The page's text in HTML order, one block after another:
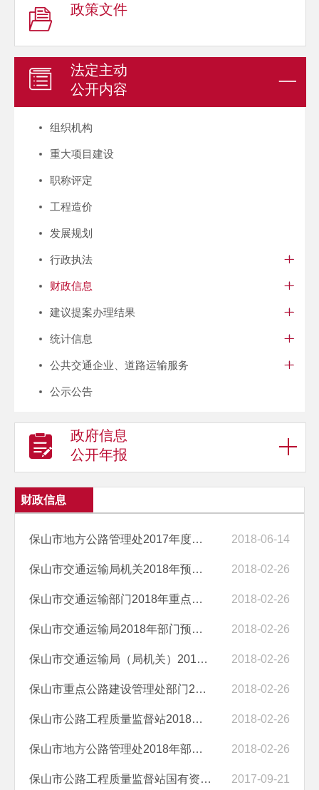
政策文件
法定主动
公开内容
组织机构
重大项目建设
职称评定
工程造价
发展规划
行政执法
财政信息
建议提案办理结果
统计信息
公共交通企业、道路运输服务
公示公告
政府信息
公开年报
财政信息
保山市地方公路管理处2017年度项目绩效自评报告 2018-06-14
保山市交通运输局机关2018年预算重点项目预算的绩效目标等预算绩效情况... 2018-02-26
保山市交通运输部门2018年重点项目预算的绩效目标等预算绩效情况说明 2018-02-26
保山市交通运输局2018年部门预算编制说明 2018-02-26
保山市交通运输局（局机关）2018年部门预算编制说明 2018-02-26
保山市重点公路建设管理处部门2018年部门预算编制说明 2018-02-26
保山市公路工程质量监督站2018年部门预算编制说明 2018-02-26
保山市地方公路管理处2018年部门预算编制说明 2018-02-26
保山市公路工程质量监督站国有资产占有使用情况说明 2017-09-21